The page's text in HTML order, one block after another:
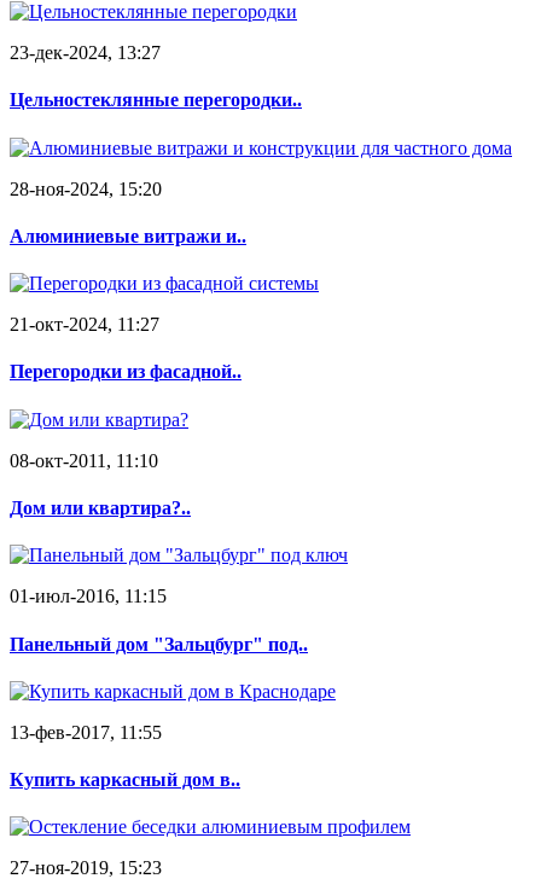
23-дек-2024, 13:27
Цельностеклянные перегородки..
28-ноя-2024, 15:20
Алюминиевые витражи и..
21-окт-2024, 11:27
Перегородки из фасадной..
08-окт-2011, 11:10
Дом или квартира?..
01-июл-2016, 11:15
Панельный дом "Зальцбург" под..
13-фев-2017, 11:55
Купить каркасный дом в..
27-ноя-2019, 15:23